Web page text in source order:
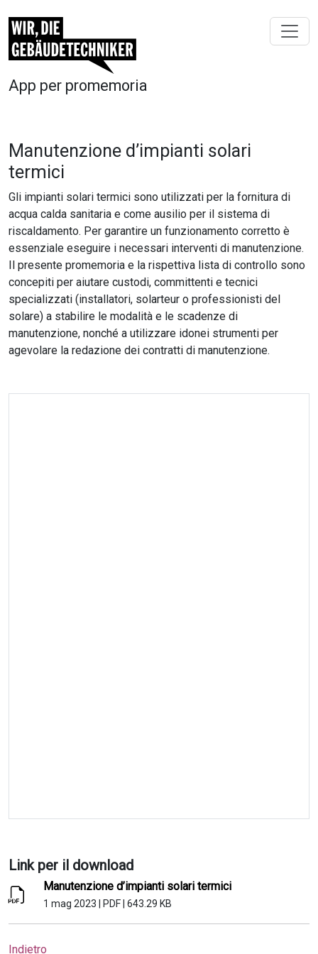
App per promemoria
Manutenzione d’impianti solari
termici
Gli impianti solari termici sono utilizzati per la fornitura di
acqua calda sanitaria e come ausilio per il sistema di
riscaldamento. Per garantire un funzionamento corretto è
essenziale eseguire i necessari interventi di manutenzione.
Il presente promemoria e la rispettiva lista di controllo sono
concepiti per aiutare custodi, committenti e tecnici
specializzati (installatori, solarteur o professionisti del
solare) a stabilire le modalità e le scadenze di
manutenzione, nonché a utilizzare idonei strumenti per
agevolare la redazione dei contratti di manutenzione.
Link per il download
Manutenzione d’impianti solari termici
1 mag 2023 PDF 643.29 KB
Indietro